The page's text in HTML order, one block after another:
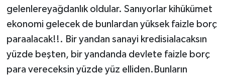
gelenlereyağdanlık oldular. Sanıyorlar kihükümet
ekonomi gelecek de bunlardan yüksek faizle borç
paraalacak!!. Bir yandan sanayi kredisialacaksın
yüzde beşten, bir yandanda devlete faizle borç
para vereceksin yüzde yüz elliden.Bunların